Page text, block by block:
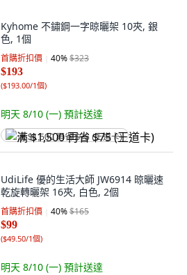
Kyhome 不鏽鋼一字晾曬架 10夾, 銀
色, 1個
首購折扣價 40%$323
$193
($193.00/1個)
明天 8/10 (一) 預計送達
满 $1,500 再省 $75 (王道卡)
UdiLife 優的生活大師 JW6914 晾曬速
乾旋轉曬架 16夾, 白色, 2個
首購折扣價 40%$165
$99
($49.50/1個)
明天 8/10 (一) 預計送達